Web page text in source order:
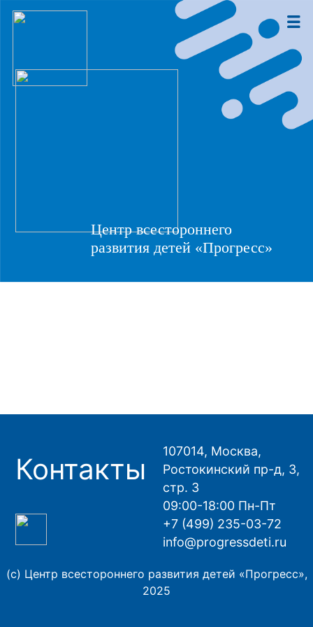
Центр всестороннего
развития детей «Прогресс»
Контакты
107014, Москва,
Ростокинский пр-д, 3,
стр. 3
09:00-18:00 Пн-Пт
+7 (499) 235-03-72
info@progressdeti.ru
(с) Центр всестороннего развития детей «Прогресс»,
2025